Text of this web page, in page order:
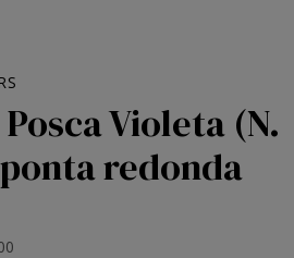
Violeta (N.
ponta redonda